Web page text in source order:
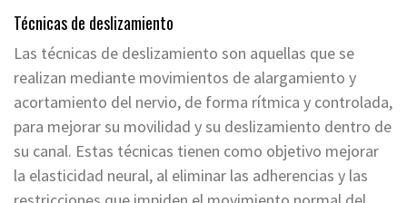
Técnicas de deslizamiento
Las técnicas de deslizamiento son aquellas que se
realizan mediante movimientos de alargamiento y
acortamiento del nervio, de forma rítmica y controlada,
para mejorar su movilidad y su deslizamiento dentro de
su canal. Estas técnicas tienen como objetivo mejorar
la elasticidad neural, al eliminar las adherencias y las